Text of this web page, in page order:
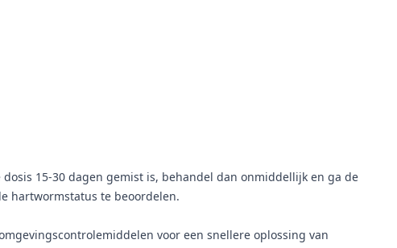
15-30 dagen gemist is, behandel dan onmiddellijk en ga de
hartwormstatus te beoordelen.
voor een snellere oplossing van